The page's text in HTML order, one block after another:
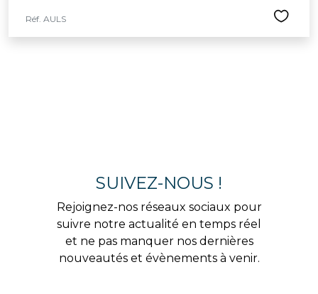
Réf. AULS
SUIVEZ-NOUS !
Rejoignez-nos réseaux sociaux pour
suivre notre actualité en temps réel
et ne pas manquer nos dernières
nouveautés et évènements à venir.